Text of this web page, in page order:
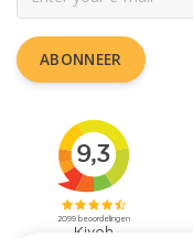
ABONNEER